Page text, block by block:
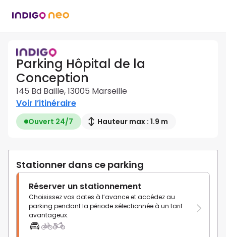
Parking Hôpital de la
Conception
145 Bd Baille, 13005 Marseille
Voir l’itinéraire
Ouvert 24/7 Hauteur max : 1.9 m
Stationner dans ce parking
Réserver un stationnement
Choisissez vos dates à l’avance et accédez au
parking pendant la période sélectionnée à un tarif
avantageux.